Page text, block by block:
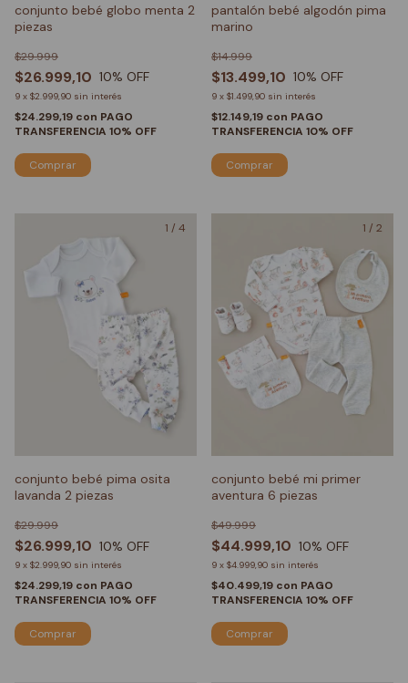
conjunto bebé globo menta 2
piezas
$26.999,10
$29.999
10% OFF
9 x $2.999,90 sin interés
$24.299,19 con PAGO
TRANSFERENCIA 10% OFF
Comprar
pantalón bebé algodón pima
marino
$13.499,10
$14.999
10% OFF
9 x $1.499,90 sin interés
$12.149,19 con PAGO
TRANSFERENCIA 10% OFF
Comprar
1 / 4
conjunto bebé pima osita
lavanda 2 piezas
$26.999,10
$29.999
10% OFF
9 x $2.999,90 sin interés
$24.299,19 con PAGO
TRANSFERENCIA 10% OFF
Comprar
1 / 2
conjunto bebé mi primer
aventura 6 piezas
$44.999,10
$49.999
10% OFF
9 x $4.999,90 sin interés
$40.499,19 con PAGO
TRANSFERENCIA 10% OFF
Comprar